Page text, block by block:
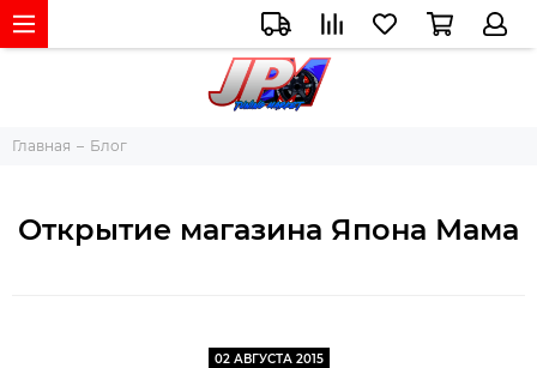
Главная Блог
Открытие магазина Япона Мама
02 АВГУСТА 2015